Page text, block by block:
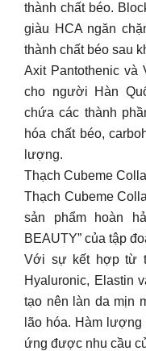
thành chất béo.
giàu HCA ngăn
thành chất béo sau
Axit Pantothenic và
cho người Hàn
chứa các thành
hóa chất béo,
lượng.
Thạch Cubeme
Thạch Cubeme
sản phẩm hoàn
BEAUTY” của tập
Với sự kết hợp từ
Hyaluronic, Elastin
tạo nên làn da mịn
lão hóa. Hàm
ứng được nhu cầu